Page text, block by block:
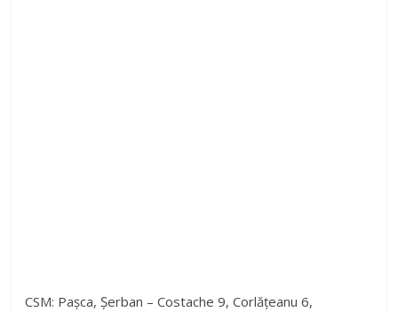
CSM: Pașca, Șerban – Costache 9, Corlățeanu 6,